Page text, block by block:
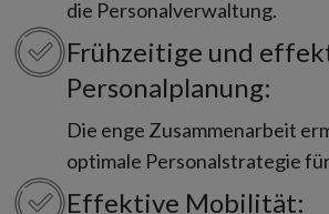
die Personalverwaltung.
Frühzeitige und
Personalplanung:
Die enge Zusammenarbeit
optimale Personalstrategie
Effektive Mobilität: